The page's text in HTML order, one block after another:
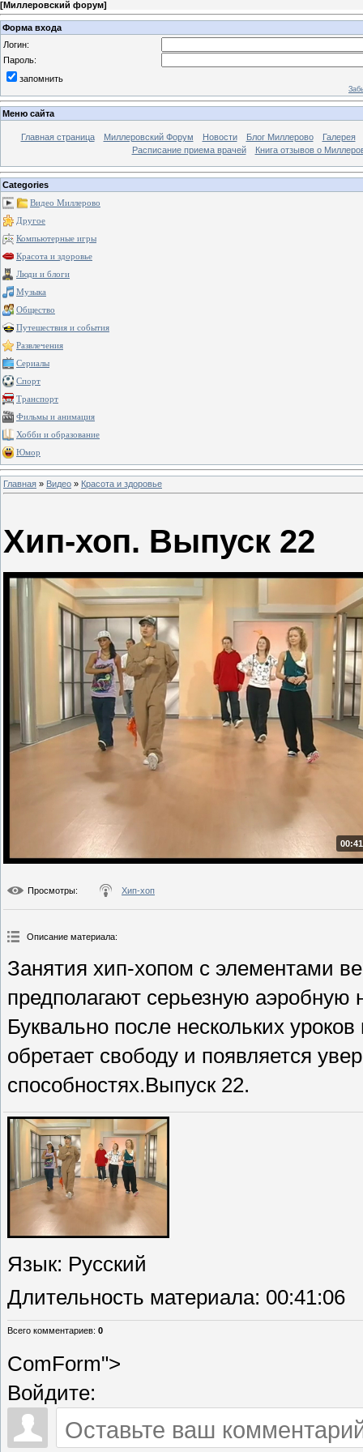
[Миллеровский форум]
Форма входа
Логин:
Пароль:
запомнить
Меню сайта
Главная страница Миллеровский Форум Новости Блог Миллерово
Галерея
Расписание приема врачей
Книга отзывов о
Categories
Видео Миллерово
Другое
Компьютерные игры
Красота и здоровье
Люди и блоги
Музыка
Общество
Путешествия и события
Развлечения
Сериалы
Спорт
Транспорт
Фильмы и анимация
Хобби и образование
Юмор
Главная » Видео » Красота и здоровье
Хип-хоп. Выпуск 22
Просмотры: Хип-хоп
Описание материала:
Занятия хип-хопом с элементами
предполагают серьезную аэробную
Буквально после нескольких
обретает свободу и появляется
способностях.Выпуск 22.
Язык: Русский
Длительность материала: 00:41:06
Всего комментариев: 0
ComForm">
Войдите: